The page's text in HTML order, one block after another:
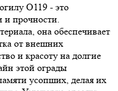
О119 - это
и прочности.
она обеспечивает
от внешних
и красоту на долгие
этой ограды
усопших, делая их